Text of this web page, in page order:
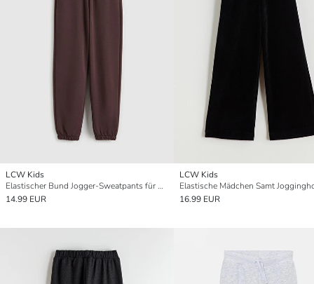
LCW Kids
Elastischer Bund Jogger-Sweatpants für Mädchen
14.99 EUR
LCW Kids
Elastische Mädchen Samt
16.99 EUR